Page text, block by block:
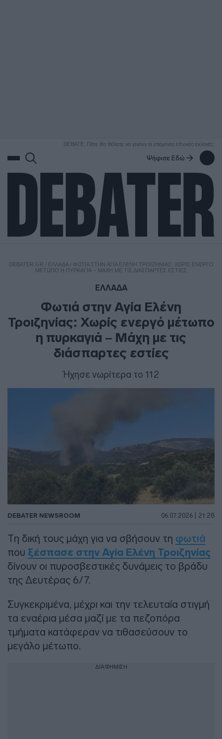
DEBATE: Πότε θα θέλατε να γίνουν οι επόμενες εθνικές εκλογές;
Ψήφισε Εδώ
DEBATER.GR / ΕΛΛΑΔΑ/ ΦΩΤΙΆ ΣΤΗΝ ΑΓΊΑ ΕΛΈΝΗ ΤΡΟΙΖΗΝΊΑΣ: ΧΩΡΊΣ ΕΝΕΡΓΌ
ΜΈΤΩΠΟ Η ΠΥΡΚΑΓΙΆ – ΜΆΧΗ ΜΕ ΤΙΣ ΔΙΆΣΠΑΡΤΕΣ ΕΣΤΊΕΣ
ΕΛΛΑΔΑ
Φωτιά στην Αγία Ελένη
Τροιζηνίας: Χωρίς ενεργό μέτωπο
η πυρκαγιά – Μάχη με τις
διάσπαρτες εστίες
Ήχησε νωρίτερα το 112
DEBATER NEWSROOM 06.07.2026 | 21:28
Τη δική τους μάχη για να σβήσουν τη φωτιά
που ξέσπασε στην Αγία Ελένη Τροιζηνίας
δίνουν οι πυροσβεστικές δυνάμεις το βράδυ
της Δευτέρας 6/7.
Συγκεκριμένα, μέχρι και την τελευταία στιγμή
τα εναέρια μέσα μαζί με τα πεζοπόρα
τμήματα κατάφεραν να τιθασεύσουν το
μεγάλο μέτωπο.
ΔΙΑΦΗΜΙΣΗ